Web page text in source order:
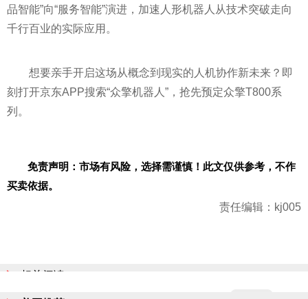
品智能”向“服务智能”演进，加速人形机器人从技术突破走向
千行百业的实际应用。
想要亲手开启这场从概念到现实的人机协作新未来？即
刻打开京东APP搜索“众擎机器人”，抢先预定众擎T800系
列。
免责声明：市场有风险，选择需谨慎！此文仅供参考，不作
买卖依据。
责任编辑：kj005
相关阅读